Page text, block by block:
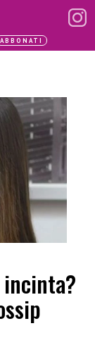
ABBONATI